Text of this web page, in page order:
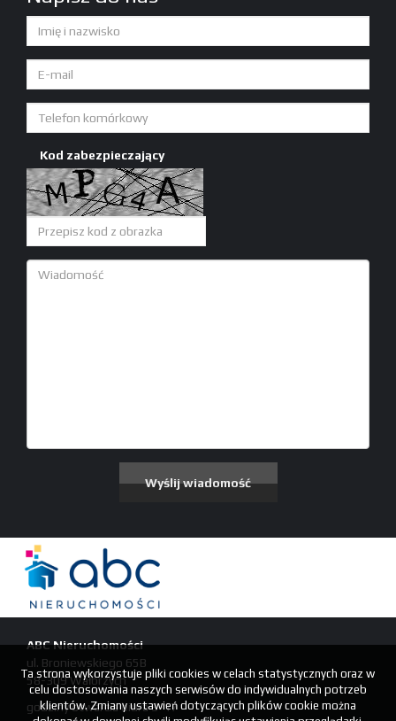
Kod zabezpieczający
ABC Nieruchomości
ul. Broniewskiego 65B
58-309 Wałbrzych
godziny otwarcia biura 9-17
Ta strona wykorzystuje pliki cookies w celach statystycznych oraz w
celu dostosowania naszych serwisów do indywidualnych potrzeb
klientów. Zmiany ustawień dotyczących plików cookie można